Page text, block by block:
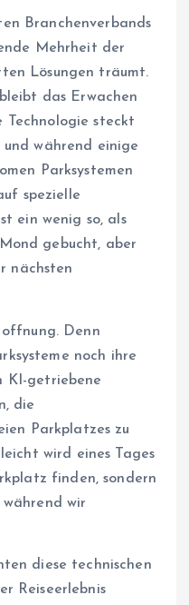
Branchenverbands
Mehrheit der
Lösungen träumt.
das Erwachen
Technologie steckt
und während einige
Parksystemen
spezielle
ein wenig so, als
gebucht, aber
nächsten
Denn
noch ihre
KI-getriebene
die
Parkplatzes zu
wird eines Tages
finden, sondern
wir
diese technischen
Reiseerlebnis